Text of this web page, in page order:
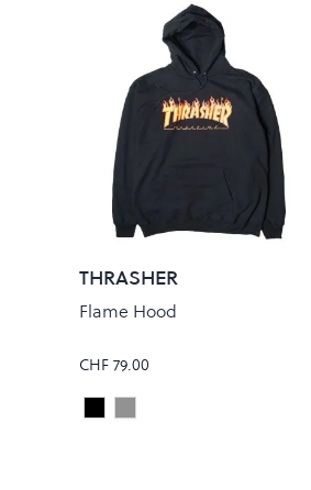
THRASHER
Flame Hood
CHF 79.00
Colour
BlackGrey